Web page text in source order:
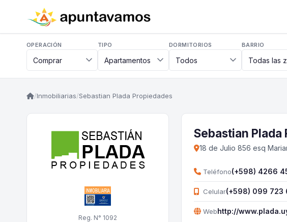
OPERACIÓN TIPO DORMITORIOS BARRIO
/Inmobiliarias/Sebastian Plada Propiedades
Reg. N° 1092
Sebastian Plada
18 de Julio 856 esq
Teléfono(+598) 4266
Celular(+598) 099 723
Webhttp://